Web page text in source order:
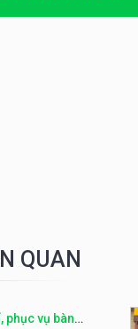
QUAN
phục vụ bàn